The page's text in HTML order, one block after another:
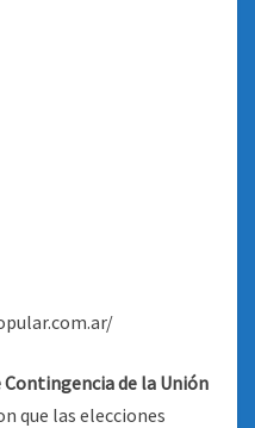
de la Unión
que las elecciones